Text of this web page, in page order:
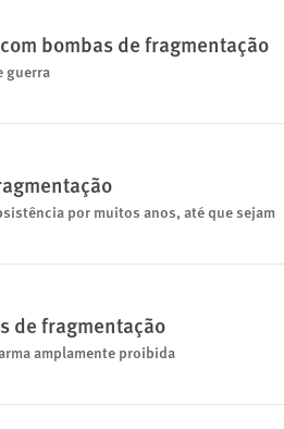
bombas de fragmentação
guerra
por muitos anos, até que sejam
de fragmentação
amplamente proibida